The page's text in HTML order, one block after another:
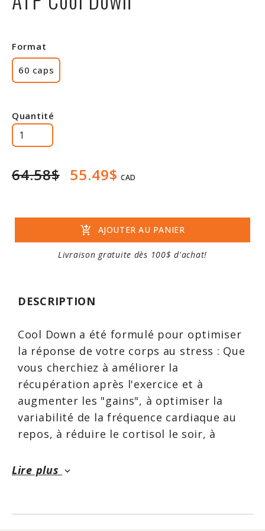
Format
60 caps
Quantité
64.58$ 55.49$ CAD
add_shopping_cart AJOUTER AU PANIER
Livraison gratuite dès 100$ d'achat!
DESCRIPTION
Cool Down a été formulé pour optimiser
la réponse de votre corps au stress : Que
vous cherchiez à améliorer la
récupération après l'exercice et à
augmenter les "gains", à optimiser la
variabilité de la fréquence cardiaque au
repos, à réduire le cortisol le soir, à
dépression, ou simplement à vous
Lire plus keyboard_arrow_down